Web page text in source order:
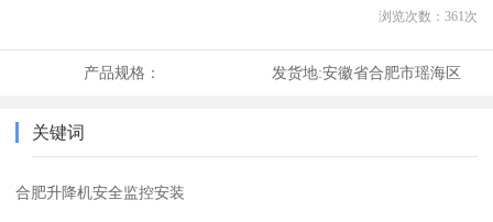
浏览次数： 361 次
产品规格： 发货地:安徽省合肥市瑶海区
关键词
合肥升降机安全监控安装